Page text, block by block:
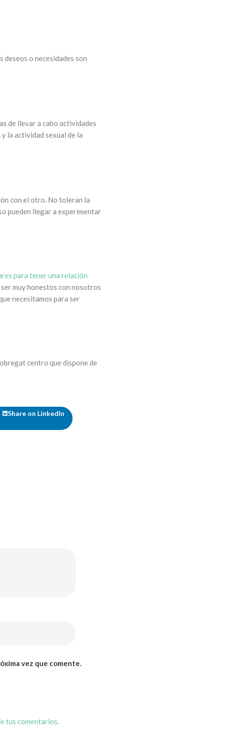
deseos o necesidades son
de llevar a cabo actividades
la actividad sexual de la
con el otro. No toleran la
pueden llegar a experimentar
para tener una relación
muy honestos con nosotros
necesitamos para ser
centro que dispone de
Share on LinkedIn
vez que comente.
tus comentarios.